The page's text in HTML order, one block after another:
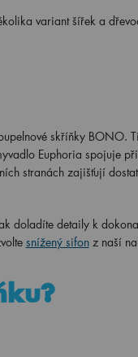
variant šířek a
skříňky BONO.
Euphoria spojuje
stranách zajišťují
doladíte detaily k
snížený sifon z naší